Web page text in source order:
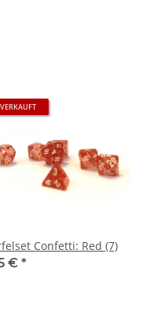
Confetti: Red (7)
€ *